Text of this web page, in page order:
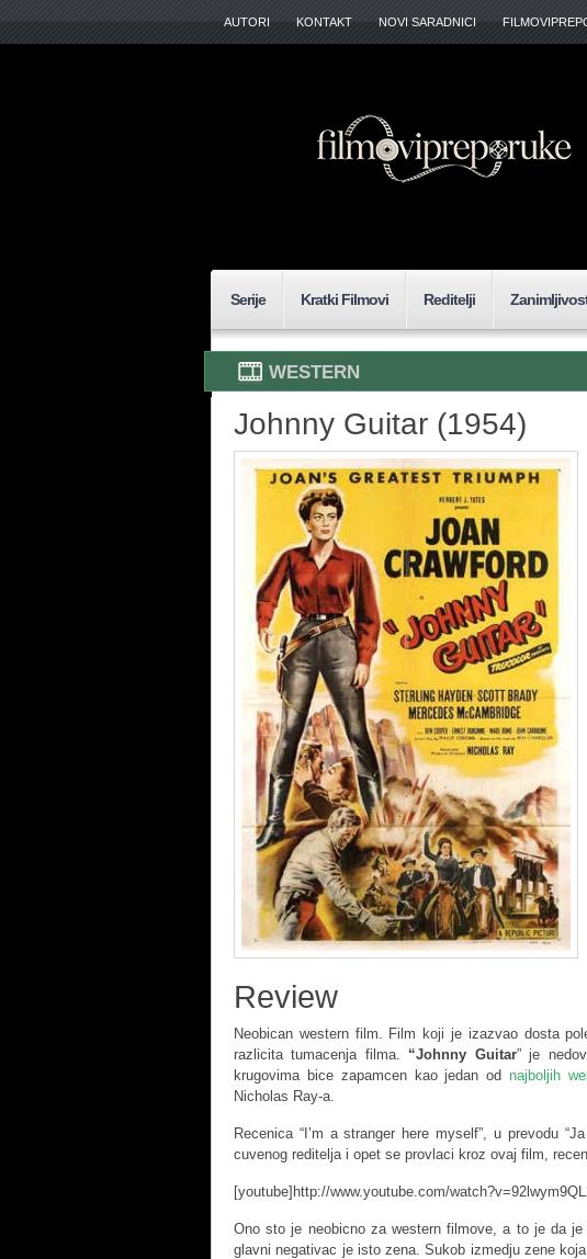
AUTORI KONTAKT NOVI SARADNICI
Serije Kratki Filmovi Reditelji
WESTERN
Johnny Guitar (1954)
Review
Neobican western film. Film koji je izazvao dosta
razlicita tumacenja filma. “Johnny Guitar” je
krugovima bice zapamcen kao jedan odnajboljih
Nicholas Ray-a.
Recenica “I’m a stranger here myself”, u prevodu
cuvenog reditelja i opet se provlaci kroz ovaj film,
[youtube]http://www.youtube.com/
Ono sto je neobicno za western filmove, a to je da
glavni negativac je isto zena. Sukob izmedju zene